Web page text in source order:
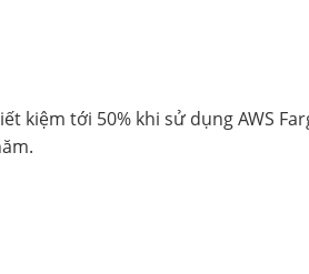
kiệm tới 50% khi sử dụng AWS